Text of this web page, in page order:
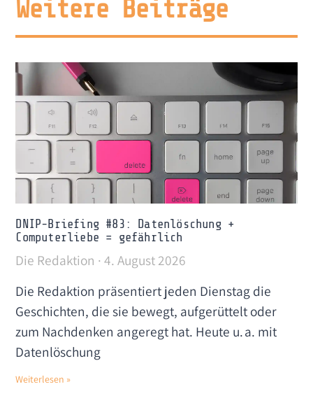
Weitere Beiträge
DNIP-Briefing #83: Datenlöschung +
Computerliebe = gefährlich
Die Redaktion 4. August 2026
Die Redaktion präsentiert jeden Dienstag die
Geschichten, die sie bewegt, aufgerüttelt oder
zum Nachdenken angeregt hat. Heute u. a. mit
Datenlöschung
Weiterlesen »